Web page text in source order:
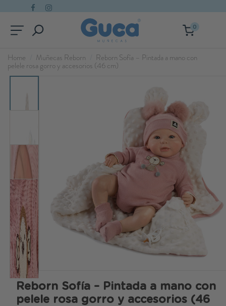
0
Home Muñecas Reborn Reborn Sofía – Pintada a mano con
pelele rosa gorro y accesorios (46 cm)
Reborn Sofía – Pintada a mano con
pelele rosa gorro y accesorios (46